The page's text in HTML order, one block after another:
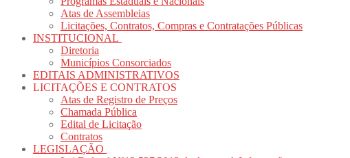
Atas de Assembleias
Licitações, Contratos, Compras e Contratações Públicas
INSTITUCIONAL
Diretoria
Municípios Consorciados
EDITAIS ADMINISTRATIVOS
LICITAÇÕES E CONTRATOS
Atas de Registro de Preços
Chamada Pública
Edital de Licitação
Contratos
LEGISLAÇÃO